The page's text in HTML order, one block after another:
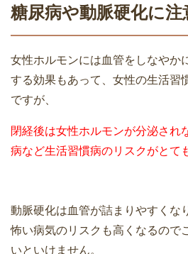
糖尿病や動脈硬化に注
女性ホルモンには血管をしなやか
する効果もあって、女性の生活習
ですが、
閉経後は女性ホルモンが分泌され
病など生活習慣病のリスクがとて
動脈硬化は血管が詰まりやすくな
怖い病気のリスクも高くなるので
いといけません。